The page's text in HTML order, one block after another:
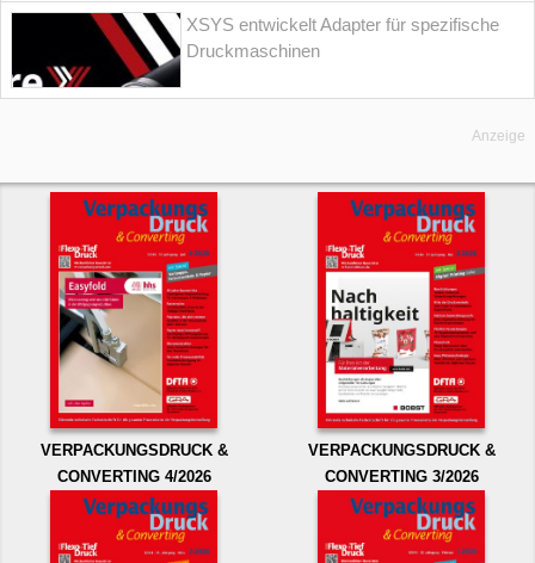
XSYS entwickelt Adapter für spezifische
Druckmaschinen
Anzeige
VERPACKUNGSDRUCK &
CONVERTING 4/2026
VERPACKUNGSDRUCK &
CONVERTING 3/2026